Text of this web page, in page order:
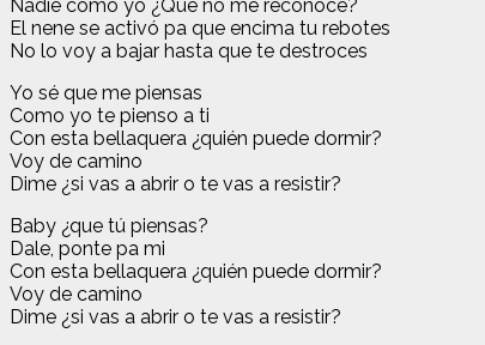
Nadie como yo ¿Qué no me reconoce?
El nene se activó pa que encima tu rebotes
No lo voy a bajar hasta que te destroces
Yo sé que me piensas
Como yo te pienso a ti
Con esta bellaquera ¿quién puede dormir?
Voy de camino
Dime ¿si vas a abrir o te vas a resistir?
Baby ¿que tú piensas?
Dale, ponte pa mi
Con esta bellaquera ¿quién puede dormir?
Voy de camino
Dime ¿si vas a abrir o te vas a resistir?